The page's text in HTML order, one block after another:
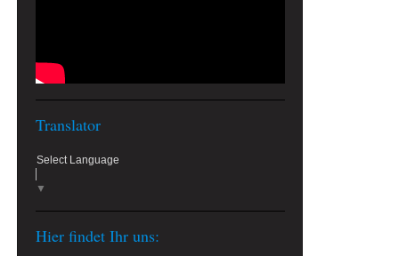
Translator
Select Language
▼
Hier findet Ihr uns: